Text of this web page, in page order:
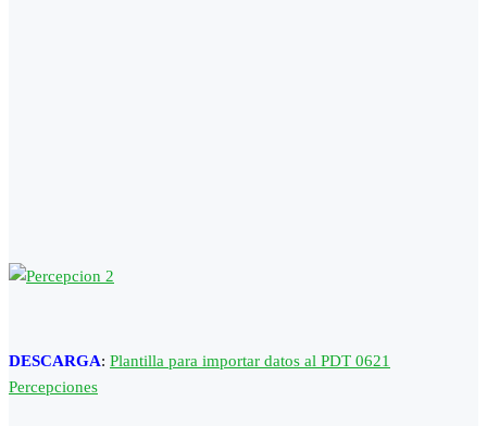
DESCARGA: Plantilla para importar datos al PDT 0621
Percepciones